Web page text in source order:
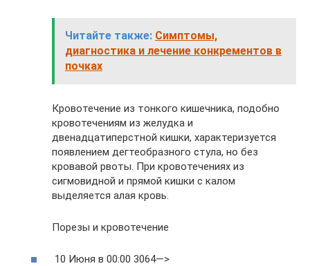
Читайте также: Симптомы,
диагностика и лечение конкрементов в
почках
Кровотечение из тонкого кишечника, подобно
кровотечениям из желудка и
двенадцатиперстной кишки, характеризуется
появлением дегтеобразного стула, но без
кровавой рвоты. При кровотечениях из
сигмовидной и прямой кишки с калом
выделяется алая кровь.
Порезы и кровотечение
10 Июня в 00:00 3064—>